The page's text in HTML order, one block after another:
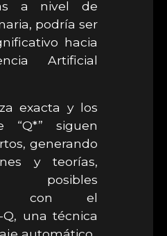
a nivel de
podría ser
hacia
Artificial
exacta y los
“Q*” siguen
generando
y teorías,
posibles
con el
Q, una técnica